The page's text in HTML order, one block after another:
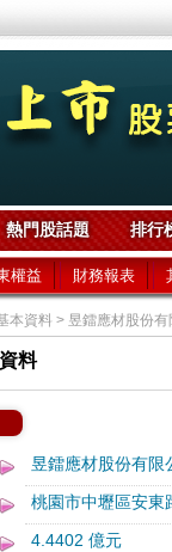
熱門股話題 排行
權益 財務報表
本資料 > 昱鐳應材股份
料
昱鐳應材股份有限
桃園市中壢區安東
4.4402 億元